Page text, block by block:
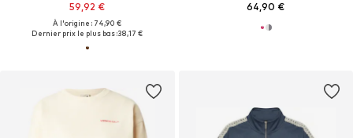
59,92 €
À l'origine : 74,90 €
Dernier prix le plus bas :38,17 €
64,90 €